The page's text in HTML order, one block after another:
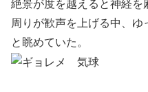
絶景が度を越えると神経を
周りが歓声を上げる中、
と眺めていた。